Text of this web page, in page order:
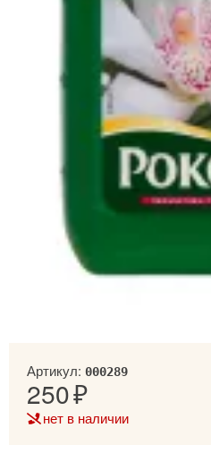
Артикул: 000289
250
нет в наличии